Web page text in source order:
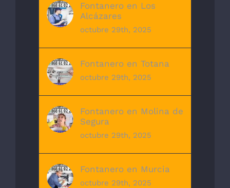
Fontanero en Los
Alcázares
octubre 29th, 2025
Fontanero en Totana
octubre 29th, 2025
Fontanero en Molina de
Segura
octubre 29th, 2025
Fontanero en Murcia
octubre 29th, 2025